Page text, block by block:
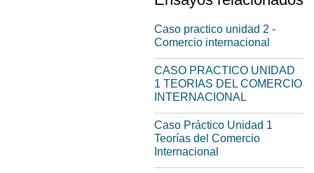
Caso practico unidad 2 -
Comercio internacional
CASO PRACTICO UNIDAD
1 TEORIAS DEL COMERCIO
INTERNACIONAL
Caso Práctico Unidad 1
Teorías del Comercio
Internacional